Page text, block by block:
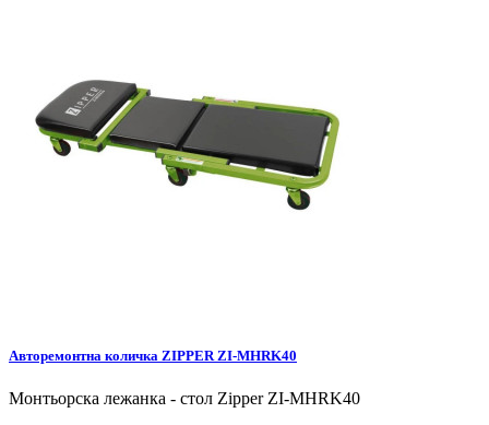
Авторемонтна количка ZIPPER ZI-MHRK40
Монтьорска лежанка - стол Zipper ZI-MHRK40